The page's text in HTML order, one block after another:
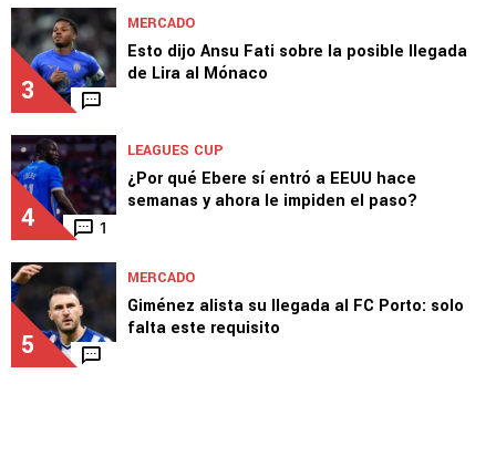
3
MERCADO
Esto dijo Ansu Fati sobre la posible llegada
de Lira al Mónaco
4 1
LEAGUES CUP
¿Por qué Ebere sí entró a EEUU hace
semanas y ahora le impiden el paso?
5
MERCADO
Giménez alista su llegada al FC Porto: solo
falta este requisito